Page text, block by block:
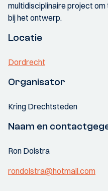
multidisciplinaire project
bij het ontwerp.
Locatie
Dordrecht
Organisator
Kring Drechtsteden
Naam en
Ron Dolstra
rondolstra@hotmail.com